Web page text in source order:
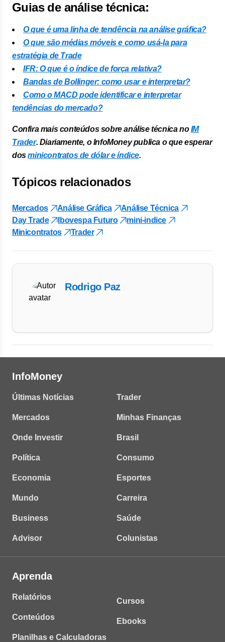
Guias de análise técnica:
O que é uma linha de tendência na análise gráfica?
O que são médias móveis e como usá-la para
estratégia de Trade
IFR: O que é o índice de força relativa?
Bandas de Bollinger: como usar e interpretar?
Como o MACD pode identificar e interpretar
tendências do mercado?
Confira mais conteúdos sobre análise técnica noIM
Trader. Diariamente, o InfoMoney publica o que esperar
dosminicontratos de dólar e índice.
Tópicos relacionados
Mercados Análise Gráfica
Análise Técnica
Day Trade
Ibovespa Futuro
mini-indice
Minicontratos
Trader
Rodrigo Paz
InfoMoney
Últimas Notícias
Mercados
Onde Investir
Política
Economia
Mundo
Business
Advisor
Trader
Minhas Finanças
Brasil
Consumo
Esportes
Carreira
Saúde
Colunistas
Aprenda
Relatórios
Conteúdos
Planilhas e Calculadoras
Cursos
Ebooks